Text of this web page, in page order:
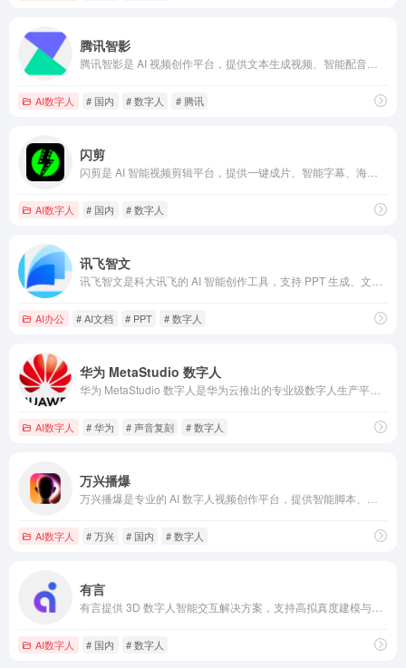
腾讯智影
AI数字人 # 国内 # 数字人 # 腾讯
闪剪
AI数字人 # 国内 # 数字人
讯飞智文
AI办公 # AI文档 # PPT # 数字人
华为 MetaStudio 数字人
AI数字人 # 华为 # 声音复刻 # 数字人
万兴播爆
AI数字人 # 万兴 # 国内 # 数字人
有言
AI数字人 # 国内 # 数字人